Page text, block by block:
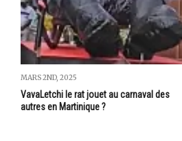
MARS 2ND, 2025
VavaLetchi le rat jouet au carnaval des
autres en Martinique ?